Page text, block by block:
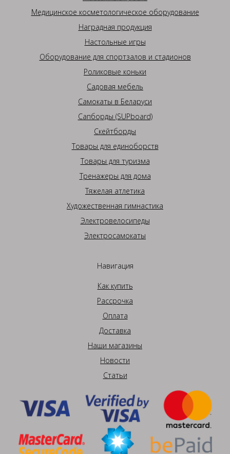
Медицинское косметологическое оборудование
Наградная продукция
Настольные игры
Оборудование для спортзалов и стадионов
Роликовые коньки
Садовая мебель
Самокаты в Беларуси
Сапборды (SUPboard)
Скейтборды
Товары для единоборств
Товары для туризма
Тренажеры для дома
Тяжелая атлетика
Художественная гимнастика
Электровелосипеды
Электросамокаты
Навигация
Как купить
Рассрочка
Оплата
Доставка
Наши магазины
Новости
Статьи